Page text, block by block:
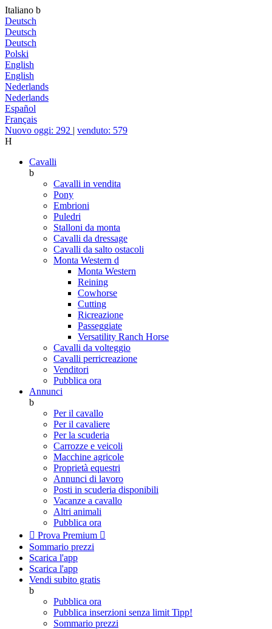
Italiano b
Deutsch
Deutsch
Deutsch
Polski
English
English
Nederlands
Nederlands
Español
Français
Nuovo oggi: 292 | venduto: 579
H
Cavalli
b
Cavalli in vendita
Pony
Embrioni
Puledri
Stalloni da monta
Cavalli da dressage
Cavalli da salto ostacoli
Monta Western d
Monta Western
Reining
Cowhorse
Cutting
Ricreazione
Passeggiate
Versatility Ranch Horse
Cavalli da volteggio
Cavalli perricreazione
Venditori
Pubblica ora
Annunci
b
Per il cavallo
Per il cavaliere
Per la scuderia
Carrozze e veicoli
Macchine agricole
Proprietà equestri
Annunci di lavoro
Posti in scuderia disponibili
Vacanze a cavallo
Altri animali
Pubblica ora
 Prova Premium 
Sommario prezzi
Scarica l'app
Scarica l'app
Vendi subito gratis
b
Pubblica ora
Pubblica inserzioni senza limit Tipp!
Sommario prezzi